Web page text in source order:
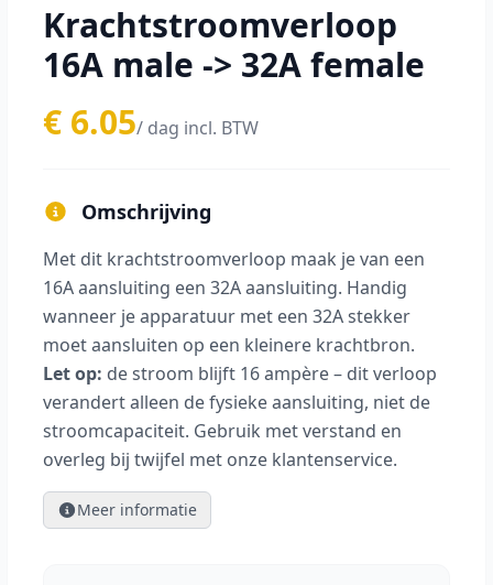
Krachtstroomverloop
16A male -> 32A female
€ 6.05/ dag incl. BTW
Omschrijving
Met dit krachtstroomverloop maak je van een
16A aansluiting een 32A aansluiting. Handig
wanneer je apparatuur met een 32A stekker
moet aansluiten op een kleinere krachtbron.
Let op: de stroom blijft 16 ampère – dit verloop
verandert alleen de fysieke aansluiting, niet de
stroomcapaciteit. Gebruik met verstand en
overleg bij twijfel met onze klantenservice.
Meer informatie